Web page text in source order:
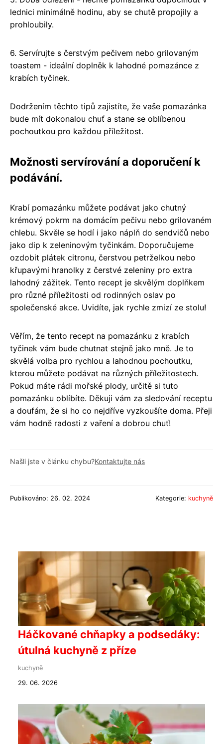
lednici minimálně hodinu, aby se chutě propojily a
prohloubily.
6. Servírujte s čerstvým pečivem nebo grilovaným
toastem - ideální doplněk k lahodné pomazánce z
krabích tyčinek.
Dodržením těchto tipů zajistíte, že vaše pomazánka
bude mít dokonalou chuť a stane se oblíbenou
pochoutkou pro každou příležitost.
Možnosti servírování a doporučení k
podávání.
Krabí pomazánku můžete podávat jako chutný
krémový pokrm na domácím pečivu nebo grilovaném
chlebu. Skvěle se hodí i jako náplň do sendvičů nebo
jako dip k zeleninovým tyčinkám. Doporučujeme
ozdobit plátek citronu, čerstvou petrželkou nebo
křupavými hranolky z čerstvé zeleniny pro extra
lahodný zážitek. Tento recept je skvělým doplňkem
pro různé příležitosti od rodinných oslav po
společenské akce. Uvidíte, jak rychle zmizí ze stolu!
Věřím, že tento recept na pomazánku z krabích
tyčinek vám bude chutnat stejně jako mně. Je to
skvělá volba pro rychlou a lahodnou pochoutku,
kterou můžete podávat na různých příležitostech.
Pokud máte rádi mořské plody, určitě si tuto
pomazánku oblíbíte. Děkuji vám za sledování receptu
a doufám, že si ho co nejdříve vyzkoušíte doma. Přeji
vám hodně radosti z vaření a dobrou chuť!
Našli jste v článku chybu?Kontaktujte nás
Publikováno: 26. 02. 2024 Kategorie: kuchyně
Háčkované chňapky a podsedáky:
útulná kuchyně z příze
kuchyně
29. 06. 2026